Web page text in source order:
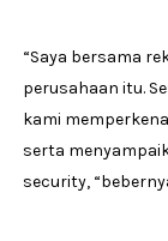
“Saya bersama
perusahaan itu.
kami
serta
security,